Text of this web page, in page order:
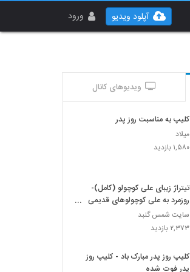
ورود آپلود ویدیو
ویدیوهای کانال
کلیپ به مناسبت روز پدر
میلاد
۱,۵۸۰ بازدید
تیتراژ زیبای علی کوچولو (کامل)-
روزمرد به علی کوچولوهای قدیمی
مبارک
سایت شمس گنبد
۲,۳۷۳ بازدید
کلیپ روز پدر مبارک باد - کلیپ روز
پدر فوت شده